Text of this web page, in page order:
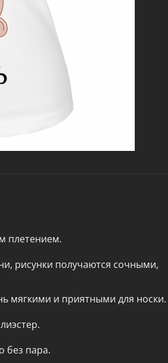
плетением.
рисунки получаются сочными,
мягкими и приятными для носки.
без пара.